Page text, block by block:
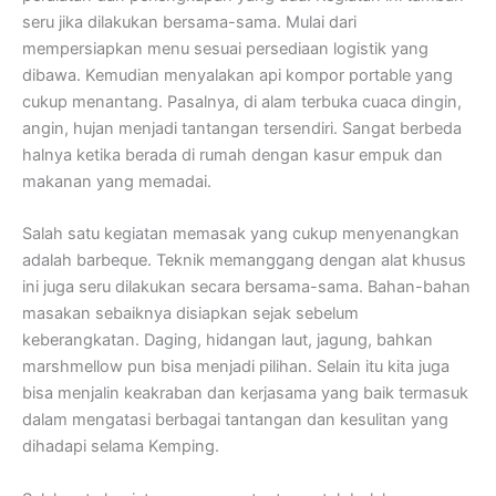
seru jika dilakukan bersama-sama. Mulai dari
mempersiapkan menu sesuai persediaan logistik yang
dibawa. Kemudian menyalakan api kompor portable yang
cukup menantang. Pasalnya, di alam terbuka cuaca dingin,
angin, hujan menjadi tantangan tersendiri. Sangat berbeda
halnya ketika berada di rumah dengan kasur empuk dan
makanan yang memadai.
Salah satu kegiatan memasak yang cukup menyenangkan
adalah barbeque. Teknik memanggang dengan alat khusus
ini juga seru dilakukan secara bersama-sama. Bahan-bahan
masakan sebaiknya disiapkan sejak sebelum
keberangkatan. Daging, hidangan laut, jagung, bahkan
marshmellow pun bisa menjadi pilihan. Selain itu kita juga
bisa menjalin keakraban dan kerjasama yang baik termasuk
dalam mengatasi berbagai tantangan dan kesulitan yang
dihadapi selama Kemping.